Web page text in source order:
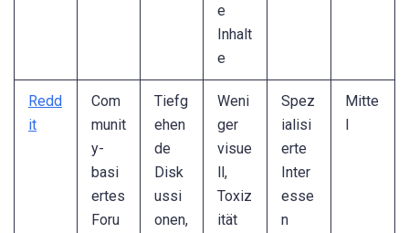
e
Inhalt
e
Redd
it
Com
munit
y-
basi
ertes
Foru
Tiefg
ehen
de
Disk
ussi
onen,
Weni
ger
visue
ll,
Toxiz
ität
Spez
ialisi
erte
Inter
esse
n
Mitte
l